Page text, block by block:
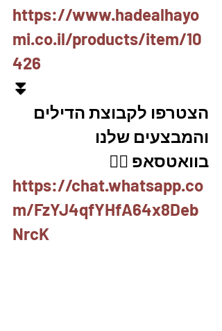
https://www.hadealhayo
mi.co.il/products/item/10
426
⏬
הצטרפו לקבוצת הדילים
והמבצעים שלנו
בוואטסאפ 👇🏽
https://chat.whatsapp.co
m/FzYJ4qfYHfA64x8Deb
NrcK